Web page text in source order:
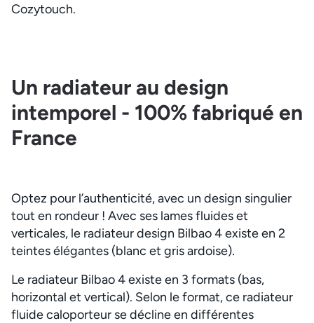
Cozytouch.
Un radiateur au design
intemporel - 100% fabriqué en
France
Optez pour l’authenticité, avec un design singulier
tout en rondeur ! Avec ses lames fluides et
verticales, le radiateur design Bilbao 4 existe en 2
teintes élégantes (blanc et gris ardoise).
Le radiateur Bilbao 4 existe en 3 formats (bas,
horizontal et vertical). Selon le format, ce radiateur
fluide caloporteur se décline en différentes